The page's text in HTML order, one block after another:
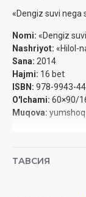
«Dengiz suvi nega
Nomi: «Dengiz
Nashriyot: «Hilol-
Sana: 2014
Hajmi: 16 bet
ISBN: 978-9943-
O'lchami: 60×90/
Muqova: yumshoq
ТАВСИЯ